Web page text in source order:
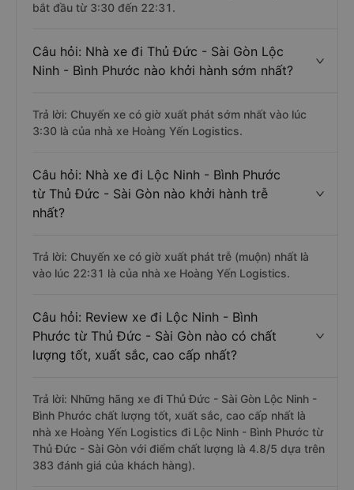
bắt đầu từ 3:30 đến 22:31.
Câu hỏi: Nhà xe đi Thủ Đức - Sài Gòn Lộc
Ninh - Bình Phước nào khởi hành sớm nhất?
Trả lời: Chuyến xe có giờ xuất phát sớm nhất vào lúc
3:30 là của nhà xe Hoàng Yến Logistics.
Câu hỏi: Nhà xe đi Lộc Ninh - Bình Phước
từ Thủ Đức - Sài Gòn nào khởi hành trễ
nhất?
Trả lời: Chuyến xe có giờ xuất phát trễ (muộn) nhất là
vào lúc 22:31 là của nhà xe Hoàng Yến Logistics.
Câu hỏi: Review xe đi Lộc Ninh - Bình
Phước từ Thủ Đức - Sài Gòn nào có chất
lượng tốt, xuất sắc, cao cấp nhất?
Trả lời: Những hãng xe đi Thủ Đức - Sài Gòn Lộc Ninh -
Bình Phước chất lượng tốt, xuất sắc, cao cấp nhất là
nhà xe Hoàng Yến Logistics đi Lộc Ninh - Bình Phước từ
Thủ Đức - Sài Gòn với điểm chất lượng là 4.8/5 dựa trên
383 đánh giá của khách hàng).